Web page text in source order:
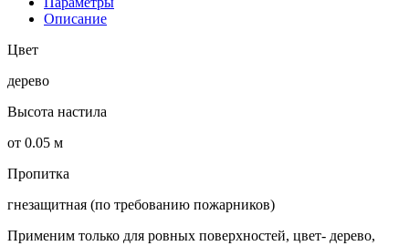
Описание
Цвет
дерево
Высота настила
от 0.05 м
Пропитка
гнезащитная (по требованию пожарников)
Применим только для ровных поверхностей, цвет- дерево,